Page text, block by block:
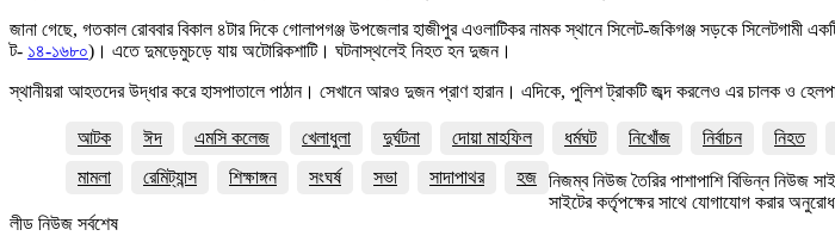
জানা গেছে, গতকাল রোববার বিকাল ৪টার দিকে গোলাপগঞ্জ উপজেলার হাজীপুর এওলাটিকর নামক স্থানে সিলেট-জকিগঞ্জ সড়কে
ট- ১৪-১৬৮০)। এতে দুমড়েমুচড়ে যায় অটোরিকশাটি। ঘটনাস্থলেই নিহত হন দুজন।
স্থানীয়রা আহতদের উদ্ধার করে হাসপাতালে পাঠান। সেখানে আরও দুজন প্রাণ হারান। এদিকে, পুলিশ ট্রাকটি জব্দ করলেও এর চালক ও
আটক ঈদ এমসি কলেজ খেলাধুলা দুর্ঘটনা দোয়া মাহফিল ধর্মঘট নিখোঁজ নির্বাচন নিহত
মামলা
রেমিট্যান্স শিক্ষাঙ্গন সংঘর্ষ সভা সাদাপাথর হজ নিজম্ব নিউজ তৈরির পাশাপাশি বিভিন্ন নিউজ
সাইটের কর্তৃপক্ষের সাথে যোগাযোগ করার
লীড নিউজ সর্বশেষ